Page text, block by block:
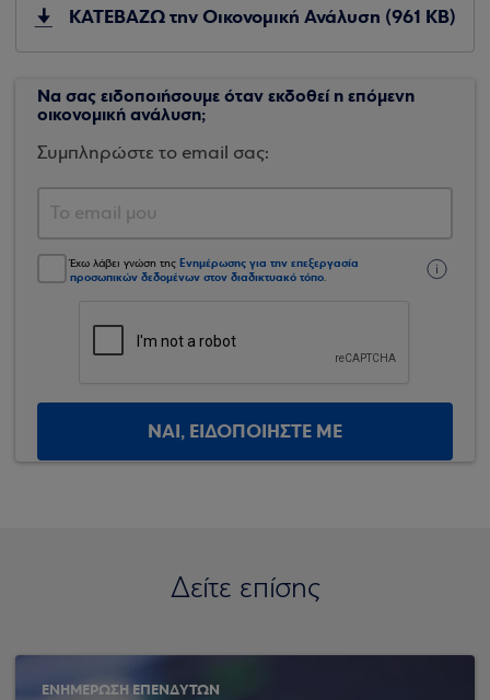
ΚΑΤΕΒΑΖΩ την Οικονομική Ανάλυση (961 KB)
Να σας ειδοποιήσουμε όταν εκδοθεί η επόμενη
οικονομική ανάλυση;
Συμπληρώστε το email σας:
Έχω λάβει γνώση της Ενημέρωσης για την επεξεργασία
προσωπικών δεδομένων στον διαδικτυακό τόπο.
ΝΑΙ, ΕΙΔΟΠΟΙΗΣΤΕ ΜΕ
Δείτε επίσης
ΕΝΗΜΕΡΩΣΗ ΕΠΕΝΔΥΤΩΝ